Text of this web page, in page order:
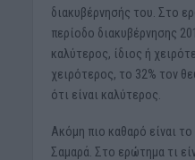
διακυβέρνησής του. Στο
περίοδο διακυβέρνησης
καλύτερος, ίδιος ή
χειρότερος, το 32% τον
ότι είναι καλύτερος.
Ακόμη πιο καθαρό είναι
Σαμαρά. Στο ερώτημα τι